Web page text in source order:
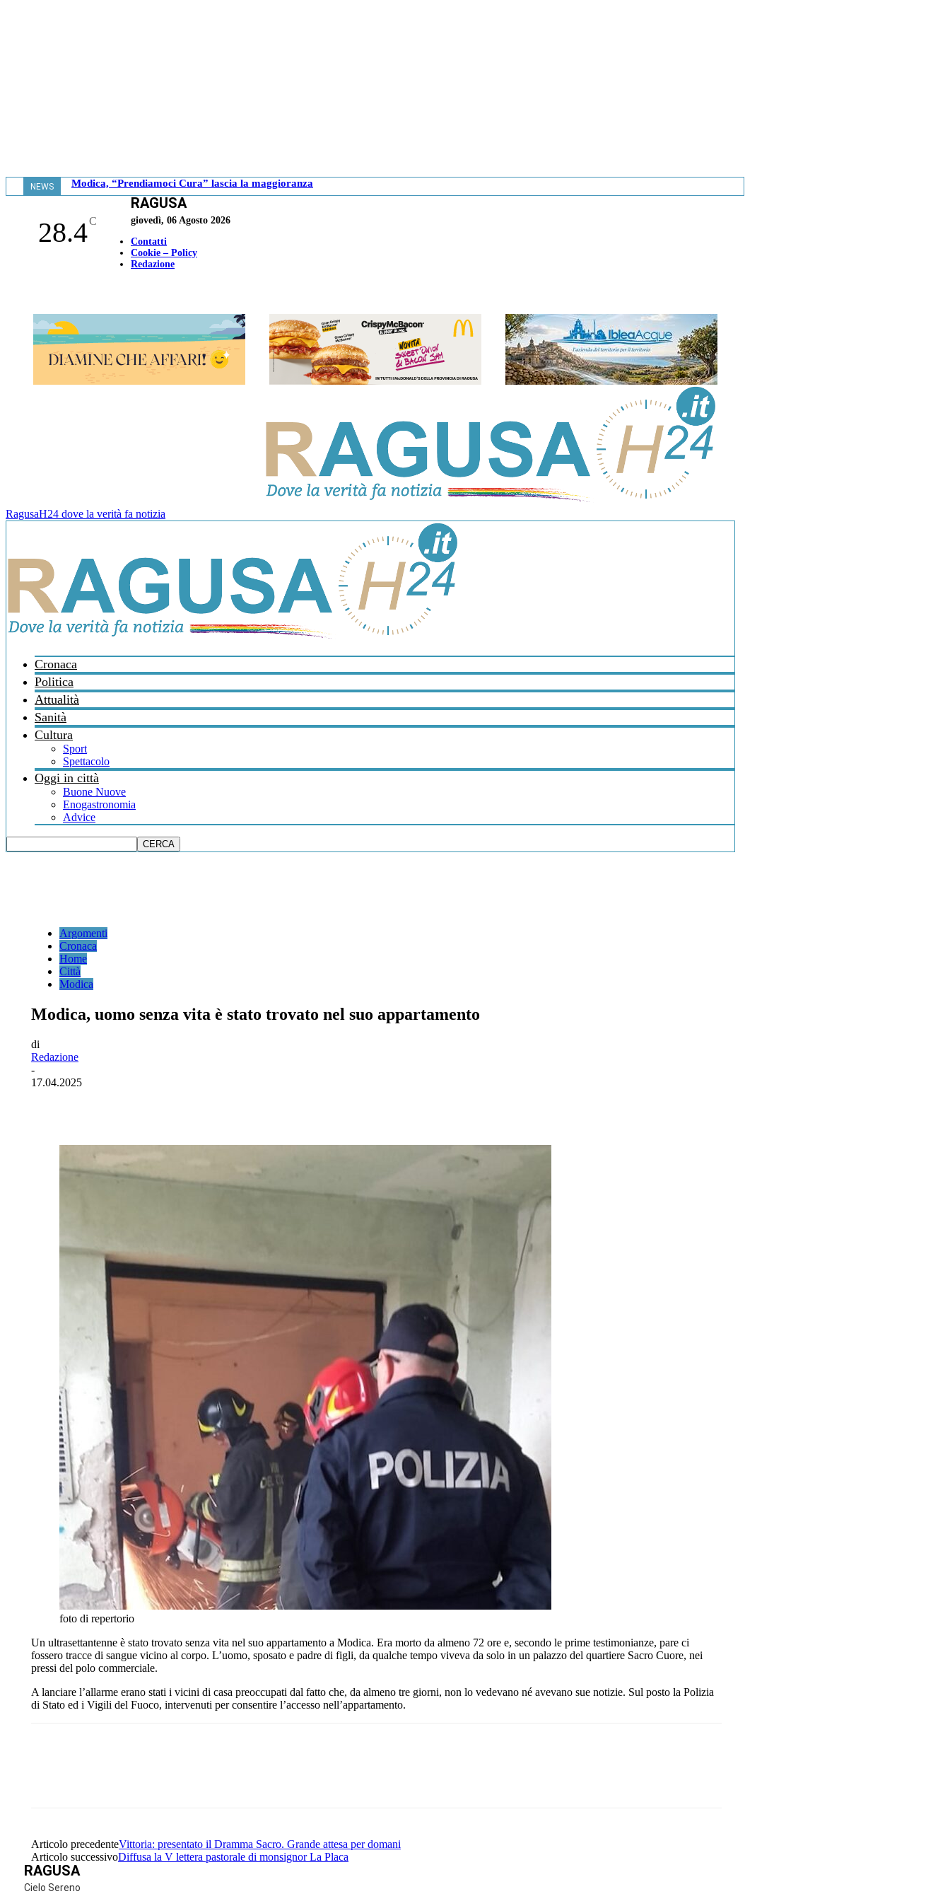
NEWS Modica, “Prendiamoci Cura” lascia la maggioranza
28.4C
RAGUSA
giovedì, 06 Agosto 2026
Contatti
Cookie – Policy
Redazione
RagusaH24 dove la verità fa notizia
Cronaca
Politica
Attualità
Sanità
Cultura
Sport
Spettacolo
Oggi in città
Buone Nuove
Enogastronomia
Advice
Argomenti
Cronaca
Home
Città
Modica
Modica, uomo senza vita è stato trovato nel suo appartamento
di
Redazione
-
17.04.2025
foto di repertorio
Un ultrasettantenne è stato trovato senza vita nel suo appartamento a Modica. Era morto da almeno 72 ore e, secondo le prime testimonianze, pare ci
fossero tracce di sangue vicino al corpo. L’uomo, sposato e padre di figli, da qualche tempo viveva da solo in un palazzo del quartiere Sacro Cuore, nei
pressi del polo commerciale.
A lanciare l’allarme erano stati i vicini di casa preoccupati dal fatto che, da almeno tre giorni, non lo vedevano né avevano sue notizie. Sul posto la Polizia
di Stato ed i Vigili del Fuoco, intervenuti per consentire l’accesso nell’appartamento.
Articolo precedenteVittoria: presentato il Dramma Sacro. Grande attesa per domani
Articolo successivoDiffusa la V lettera pastorale di monsignor La Placa
RAGUSA
Cielo Sereno